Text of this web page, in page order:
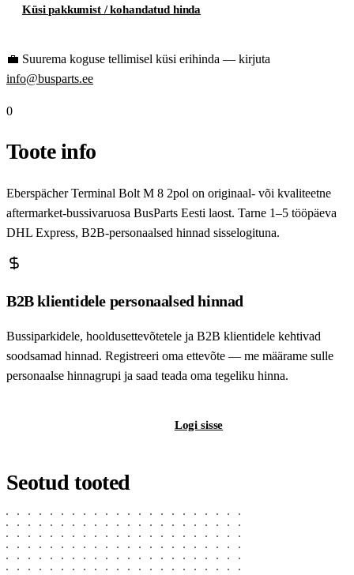
Küsi pakkumist / kohandatud hinda
💼 Suurema koguse tellimisel küsi erihinda — kirjuta
info@busparts.ee
0
Toote info
Eberspächer Terminal Bolt M 8 2pol on originaal- või kvaliteetne
aftermarket-bussivaruosa BusParts Eesti laost. Tarne 1–5 tööpäeva
DHL Express, B2B-personaalsed hinnad sisselogituna.
B2B klientidele personaalsed hinnad
Bussiparkidele, hooldusettevõtetele ja B2B klientidele kehtivad
soodsamad hinnad. Registreeri oma ettevõte — me määrame sulle
personaalse hinnagrupi ja saad teada oma tegeliku hinna.
Logi sisse
Seotud tooted